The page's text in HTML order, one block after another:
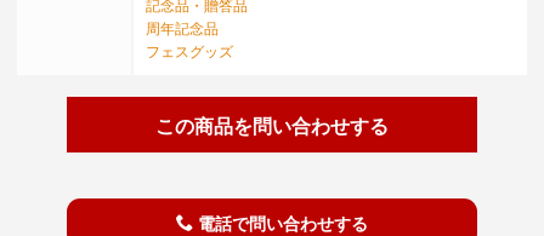
記念品・贈答品
周年記念品
フェスグッズ
この商品を問い合わせする
電話で問い合わせする